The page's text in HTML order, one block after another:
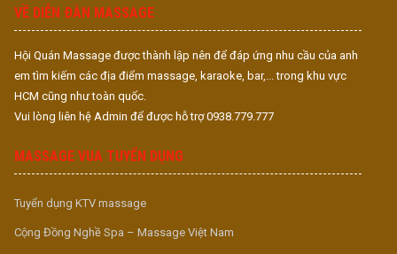
VỀ DIỄN ĐÀN MASSAGE
Hội Quán Massage được thành lập nên để đáp ứng nhu cầu của anh
em tìm kiếm các địa điểm massage, karaoke, bar,... trong khu vực
HCM cũng như toàn quốc.
Vui lòng liên hệ Admin để được hỗ trợ 0938.779.777
MASSAGE VUA TUYỂN DỤNG
Tuyển dụng KTV massage
Cộng Đồng Nghề Spa – Massage Việt Nam